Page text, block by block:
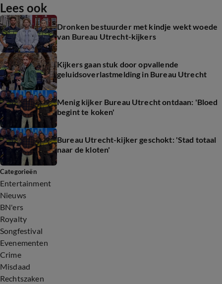
Lees ook
Dronken bestuurder met kindje wekt woede
van Bureau Utrecht-kijkers
Kijkers gaan stuk door opvallende
geluidsoverlastmelding in Bureau Utrecht
Menig kijker Bureau Utrecht ontdaan: 'Bloed
begint te koken'
Bureau Utrecht-kijker geschokt: 'Stad totaal
naar de kloten'
Categorieën
Entertainment
Nieuws
BN'ers
Royalty
Songfestival
Evenementen
Crime
Misdaad
Rechtszaken